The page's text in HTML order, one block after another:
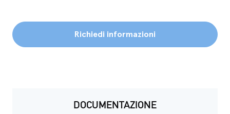
Richiedi informazioni
DOCUMENTAZIONE